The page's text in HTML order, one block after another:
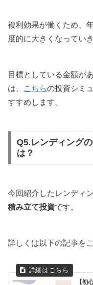
複利効果が働くため、
度的に大きくなっていき
目標としている金額が
は、
こちらの投資シミ
すすめします。
Q5.レンディング
は？
今回紹介したレンディ
積み立て投資です。
詳しくは以下の記事を
【初